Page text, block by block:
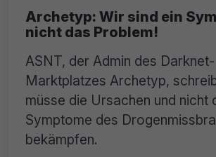
Archetyp: Wir sind ein
nicht das Problem!
ASNT, der Admin des Darknet-
Marktplatzes Archetyp,
müsse die Ursachen und nicht
Symptome des
bekämpfen.